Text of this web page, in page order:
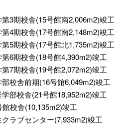
3期校舎(15号館南2,006m2)竣工
4期校舎(17号館南2,148m2)竣工
5期校舎(17号館北1,735m2)竣工
6期校舎(18号館4,390m2)竣工
7期校舎(19号館2,072m2)竣工
校舎前期(16号館6,049m2)竣工
部校舎(21号館18,952m2)竣工
校舎(10,135m2)竣工
ラブセンター(7,933m2)竣工